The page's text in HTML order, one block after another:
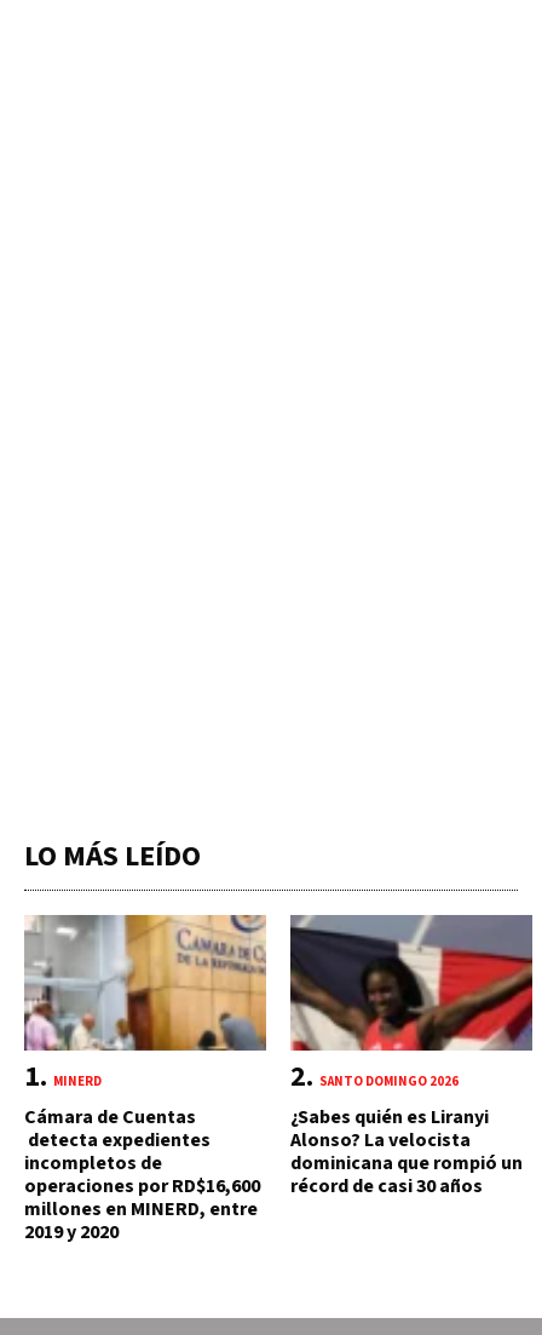
LO MÁS LEÍDO
MINERD
Cámara de Cuentas
detecta expedientes
incompletos de
operaciones por RD$16,600
millones en MINERD, entre
2019 y 2020
SANTO DOMINGO 2026
¿Sabes quién es Liranyi
Alonso? La velocista
dominicana que rompió un
récord de casi 30 años